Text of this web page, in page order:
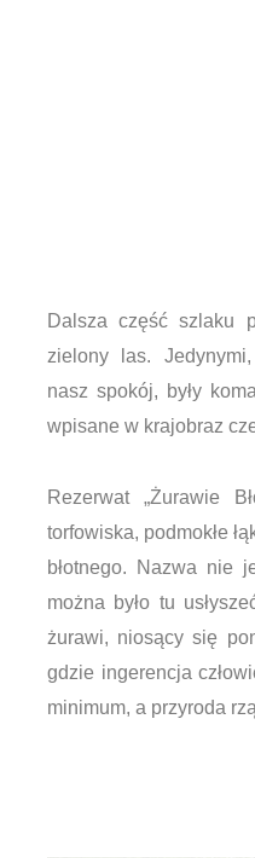
Dalsza część szlaku
zielony las.
nasz spokój, były
wpisane w krajobraz
Rezerwat „Żurawie
torfowiska, podmokłe
błotnego. Nazwa nie
można było tu
żurawi, niosący się
gdzie ingerencja
minimum, a przyroda